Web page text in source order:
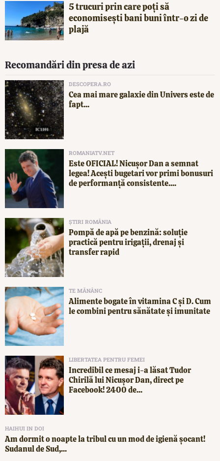
5 trucuri prin care poți să
economisești bani buni într-o zi de
plajă
Recomandări din presa de azi
DESCOPERA.RO
Cea mai mare galaxie din Univers este de
fapt...
ROMANIATV.NET
Este OFICIAL! Nicușor Dan a semnat
legea! Acești bugetari vor primi bonusuri
de performanță consistente....
ȘTIRI ROMÂNIA
Pompă de apă pe benzină: soluție
practică pentru irigații, drenaj și
transfer rapid
TE MĂNÂNC
Alimente bogate în vitamina C și D. Cum
le combini pentru sănătate și imunitate
LIBERTATEA PENTRU FEMEI
Incredibil ce mesaj i-a lăsat Tudor
Chirilă lui Nicușor Dan, direct pe
Facebook! 2400 de...
HAIHUI IN DOI
Am dormit o noapte la tribul cu un mod de igienă șocant!
Sudanul de Sud,...